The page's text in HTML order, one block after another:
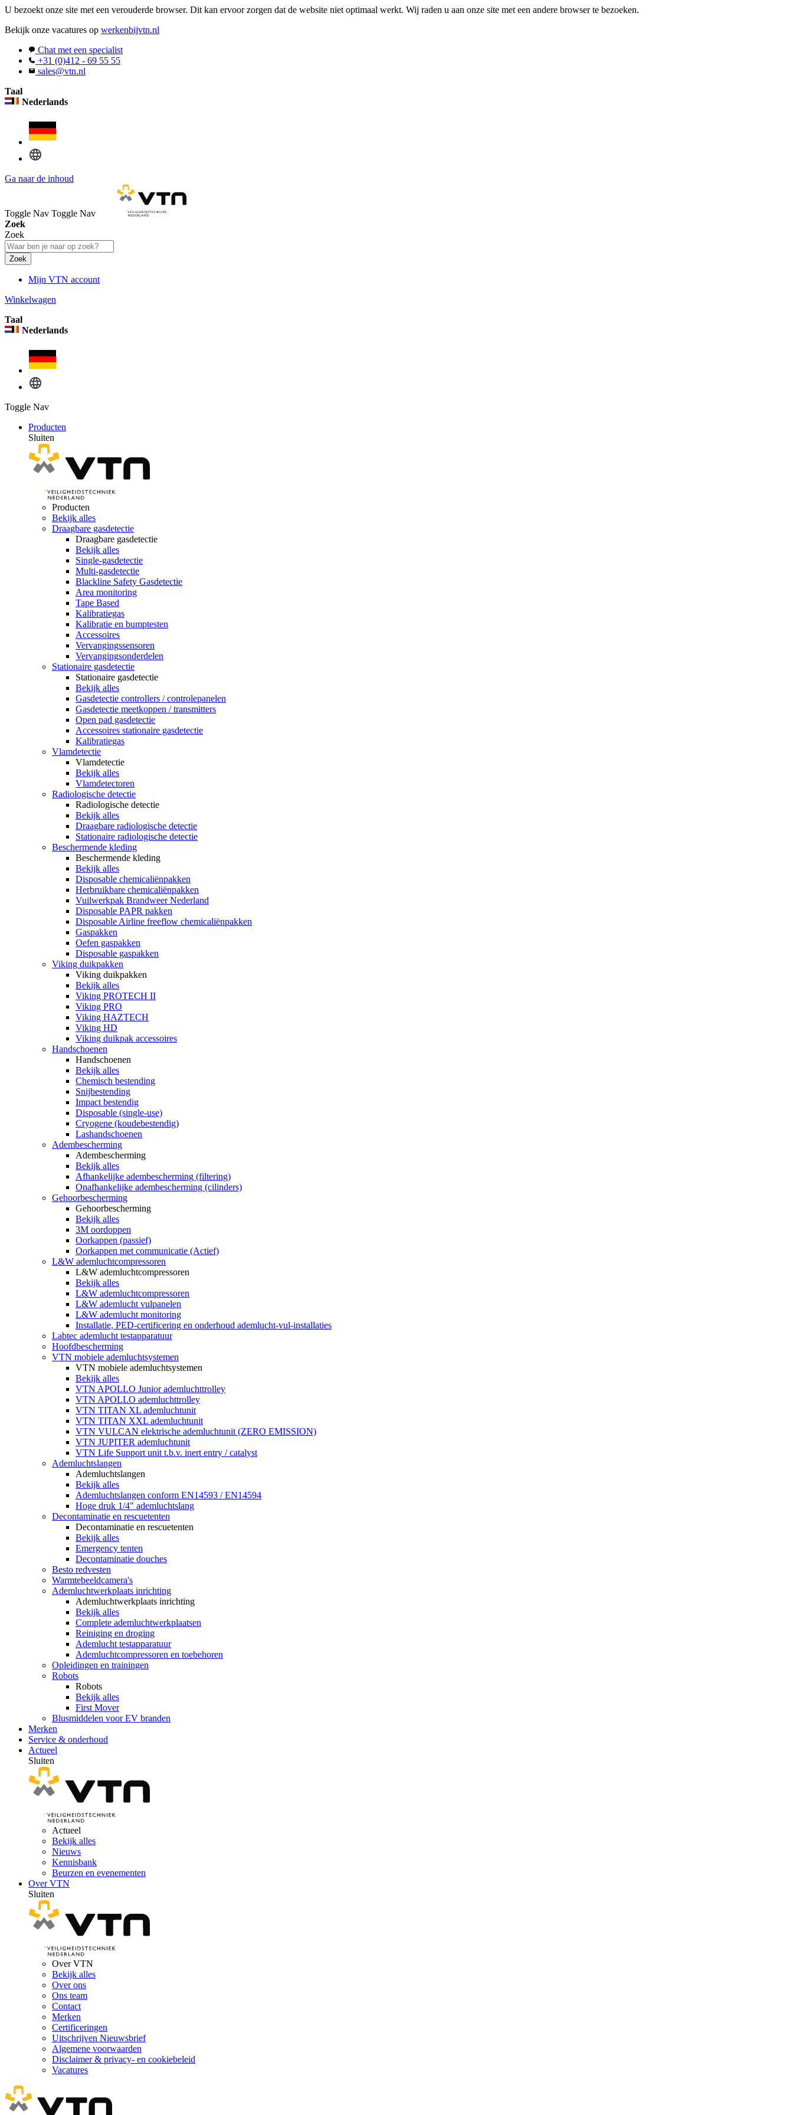
U bezoekt onze site met een verouderde browser. Dit kan ervoor zorgen dat de website niet optimaal werkt. Wij raden u aan onze site met een andere browser te bezoeken.
Bekijk onze vacatures op werkenbijvtn.nl
Chat met een specialist
+31 (0)412 - 69 55 55
sales@vtn.nl
Taal
Nederlands
Ga naar de inhoud
Toggle Nav Toggle Nav
Zoek
Zoek
Zoek
Mijn VTN account
Winkelwagen
Taal
Nederlands
Toggle Nav
Producten
Sluiten
Producten
Bekijk alles
Draagbare gasdetectie
Draagbare gasdetectie
Bekijk alles
Single-gasdetectie
Multi-gasdetectie
Blackline Safety Gasdetectie
Area monitoring
Tape Based
Kalibratiegas
Kalibratie en bumptesten
Accessoires
Vervangingssensoren
Vervangingsonderdelen
Stationaire gasdetectie
Stationaire gasdetectie
Bekijk alles
Gasdetectie controllers / controlepanelen
Gasdetectie meetkoppen / transmitters
Open pad gasdetectie
Accessoires stationaire gasdetectie
Kalibratiegas
Vlamdetectie
Vlamdetectie
Bekijk alles
Vlamdetectoren
Radiologische detectie
Radiologische detectie
Bekijk alles
Draagbare radiologische detectie
Stationaire radiologische detectie
Beschermende kleding
Beschermende kleding
Bekijk alles
Disposable chemicaliënpakken
Herbruikbare chemicaliënpakken
Vuilwerkpak Brandweer Nederland
Disposable PAPR pakken
Disposable Airline freeflow chemicaliënpakken
Gaspakken
Oefen gaspakken
Disposable gaspakken
Viking duikpakken
Viking duikpakken
Bekijk alles
Viking PROTECH II
Viking PRO
Viking HAZTECH
Viking HD
Viking duikpak accessoires
Handschoenen
Handschoenen
Bekijk alles
Chemisch bestending
Snijbestending
Impact bestendig
Disposable (single-use)
Cryogene (koudebestendig)
Lashandschoenen
Adembescherming
Adembescherming
Bekijk alles
Afhankelijke adembescherming (filtering)
Onafhankelijke adembescherming (cilinders)
Gehoorbescherming
Gehoorbescherming
Bekijk alles
3M oordoppen
Oorkappen (passief)
Oorkappen met communicatie (Actief)
L&W ademluchtcompressoren
L&W ademluchtcompressoren
Bekijk alles
L&W ademluchtcompressoren
L&W ademlucht vulpanelen
L&W ademlucht monitoring
Installatie, PED-certificering en onderhoud ademlucht-vul-installaties
Labtec ademlucht testapparatuur
Hoofdbescherming
VTN mobiele ademluchtsystemen
VTN mobiele ademluchtsystemen
Bekijk alles
VTN APOLLO Junior ademluchttrolley
VTN APOLLO ademluchttrolley
VTN TITAN XL ademluchtunit
VTN TITAN XXL ademluchtunit
VTN VULCAN elektrische ademluchtunit (ZERO EMISSION)
VTN JUPITER ademluchtunit
VTN Life Support unit t.b.v. inert entry / catalyst
Ademluchtslangen
Ademluchtslangen
Bekijk alles
Ademluchtslangen conform EN14593 / EN14594
Hoge druk 1/4" ademluchtslang
Decontaminatie en rescuetenten
Decontaminatie en rescuetenten
Bekijk alles
Emergency tenten
Decontaminatie douches
Besto redvesten
Warmtebeeldcamera's
Ademluchtwerkplaats inrichting
Ademluchtwerkplaats inrichting
Bekijk alles
Complete ademluchtwerkplaatsen
Reiniging en droging
Ademlucht testapparatuur
Ademluchtcompressoren en toebehoren
Opleidingen en trainingen
Robots
Robots
Bekijk alles
First Mover
Blusmiddelen voor EV branden
Merken
Service & onderhoud
Actueel
Sluiten
Actueel
Bekijk alles
Nieuws
Kennisbank
Beurzen en evenementen
Over VTN
Sluiten
Over VTN
Bekijk alles
Over ons
Ons team
Contact
Merken
Certificeringen
Uitschrijven Nieuwsbrief
Algemene voorwaarden
Disclaimer & privacy- en cookiebeleid
Vacatures